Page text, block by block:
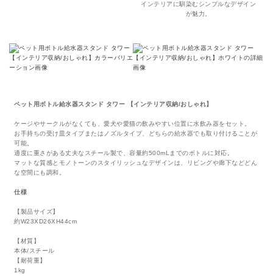
インテリアに馴染むシンプルなデザイン
が魅力。
ペット用ボトル給水器スタンド タワー 【インテリア収納/おしゃれ】
ケージやサークルがなくても、愛犬や愛猫の飲みやすい位置に水飲み器をセット。
お手持ちの受け皿タイプまたはノズルタイプ、どちらの給水器でも取り付けることが
可能。
適度に重さがある丈夫なスチール製で、容量約500mLまでのボトルに対応。
マットな質感とモノトーンのスタイリッシュなデザインは、リビングや廊下などどん
な空間にも調和。
仕様
【製品サイズ】
約W23XD26XH44cm
【材質】
本体/スチール
【耐荷重】
1kg